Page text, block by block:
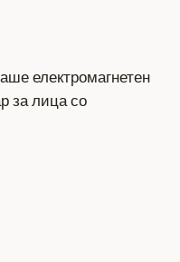
електромагнетен
за лица со